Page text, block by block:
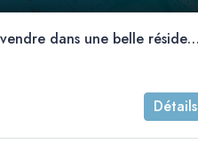
Magnifique Cottage à vendre dans une belle
Détails